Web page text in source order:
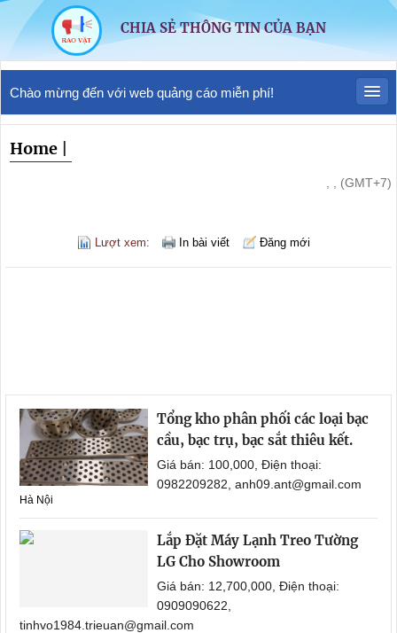
CHIA SẺ THÔNG TIN CỦA BẠN
Chào mừng đến với web quảng cáo miễn phí!
Home
, , (GMT+7)
Lượt xem: In bài viết Đăng mới
Tổng kho phân phối các loại bạc
cầu, bạc trụ, bạc sắt thiêu kết.
Giá bán: 100,000, Điện thoại:
0982209282, anh09.ant@gmail.com
Hà Nội
Lắp Đặt Máy Lạnh Treo Tường
LG Cho Showroom
Giá bán: 12,700,000, Điện thoại:
0909090622,
tinhvo1984.trieuan@gmail.com